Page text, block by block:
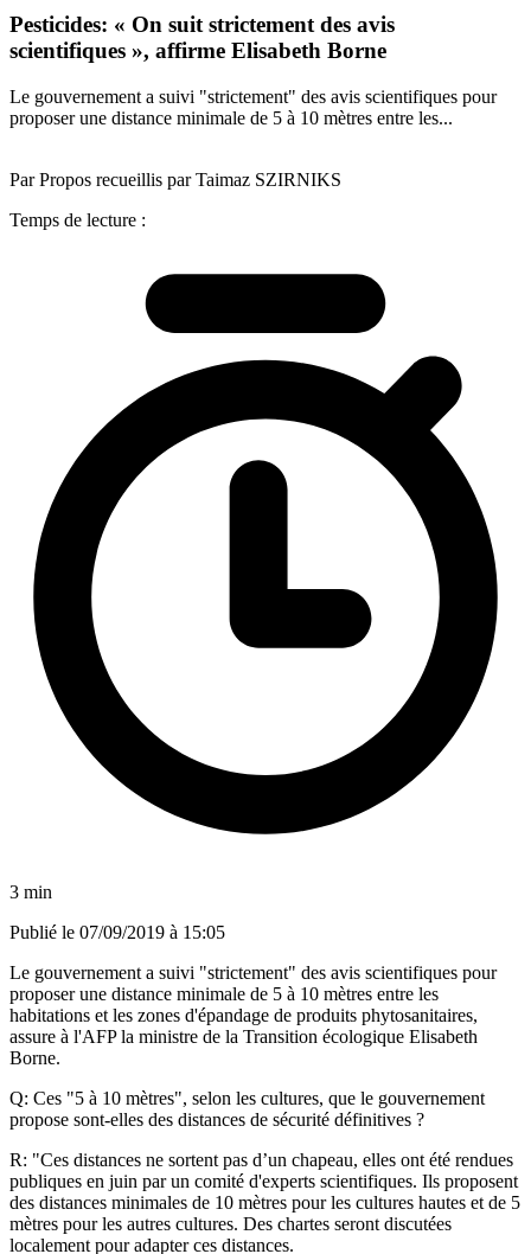
Pesticides: « On suit strictement des avis
scientifiques », affirme Elisabeth Borne
Le gouvernement a suivi "strictement" des avis scientifiques pour
proposer une distance minimale de 5 à 10 mètres entre les...
Par Propos recueillis par Taimaz SZIRNIKS
Temps de lecture :
3 min
Publié le 07/09/2019 à 15:05
Le gouvernement a suivi "strictement" des avis scientifiques pour
proposer une distance minimale de 5 à 10 mètres entre les
habitations et les zones d'épandage de produits phytosanitaires,
assure à l'AFP la ministre de la Transition écologique Elisabeth
Borne.
Q: Ces "5 à 10 mètres", selon les cultures, que le gouvernement
propose sont-elles des distances de sécurité définitives ?
R: "Ces distances ne sortent pas d’un chapeau, elles ont été rendues
publiques en juin par un comité d'experts scientifiques. Ils proposent
des distances minimales de 10 mètres pour les cultures hautes et de 5
mètres pour les autres cultures. Des chartes seront discutées
localement pour adapter ces distances.